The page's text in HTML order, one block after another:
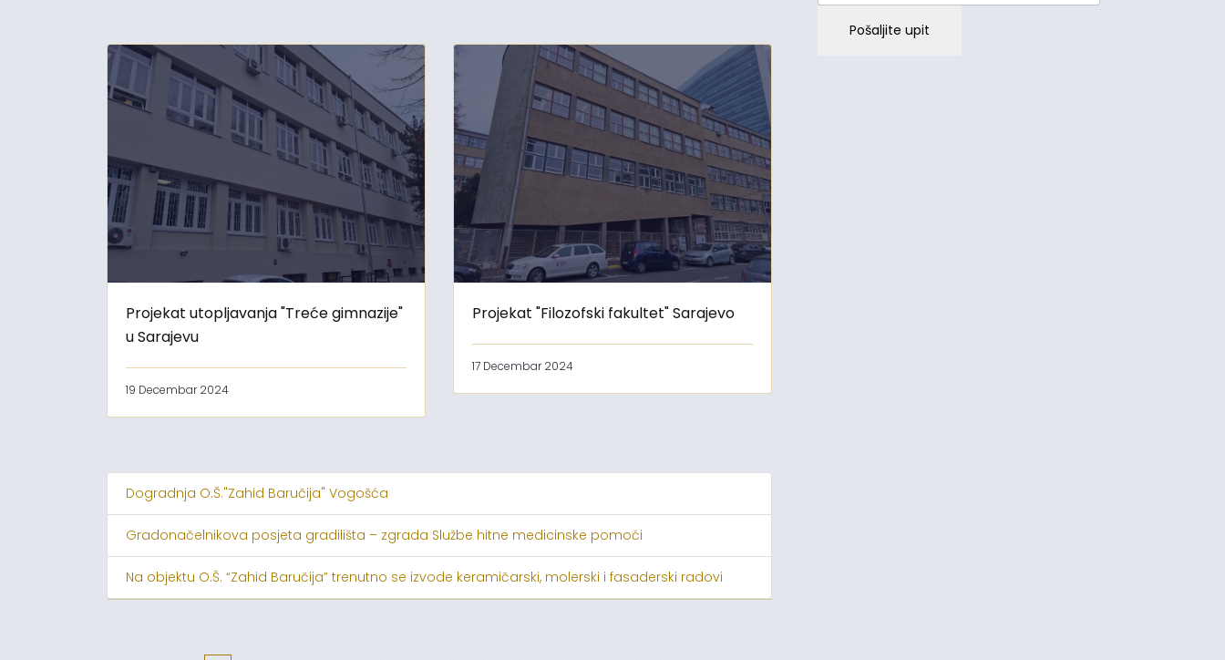
Projekat utopljavanja "Treće gimnazije"
u Sarajevu
19 Decembar 2024
Projekat "Filozofski fakultet" Sarajevo
17 Decembar 2024
Dogradnja O.Š."Zahid Baručija" Vogošća
Gradonačelnikova posjeta gradilišta – zgrada Službe hitne medicinske pomoći
Na objektu O.Š. “Zahid Baručija” trenutno se izvode keramičarski, molerski i fasaderski radovi
Pošaljite upit